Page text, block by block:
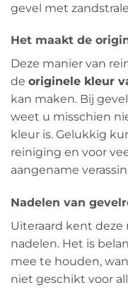
gevel met
Het maakt de
Deze manier van
de originele kleur
kan maken. Bij
weet u misschien
kleur is. Gelukkig
reiniging en voor
aangename
Nadelen van
Uiteraard kent deze
nadelen. Het is
mee te houden,
niet geschikt voor